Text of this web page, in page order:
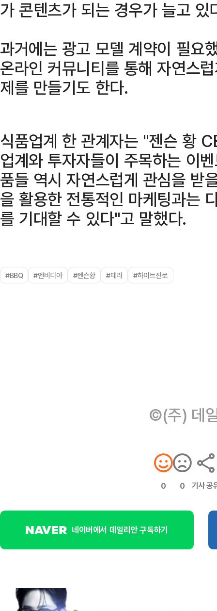
가 콘텐츠가 되는 경우가 늘고 있
과거에는 광고 모델 계약이 필요
온라인 커뮤니티를 통해 자연스
제를 만들기도 한다.
식품업계 한 관계자는 "젠슨 황
업계와 투자자들이 주목하는 이
품들 역시 자연스럽게 관심을 받
을 활용한 전통적인 마케팅과는
를 기대할 수 있다"고 말했다.
#BBQ #엔비디아 #젠슨황 #테라 #하이트진로
©(주) 데
0 0 기사 공
네이버에서 데일리안 구독하기